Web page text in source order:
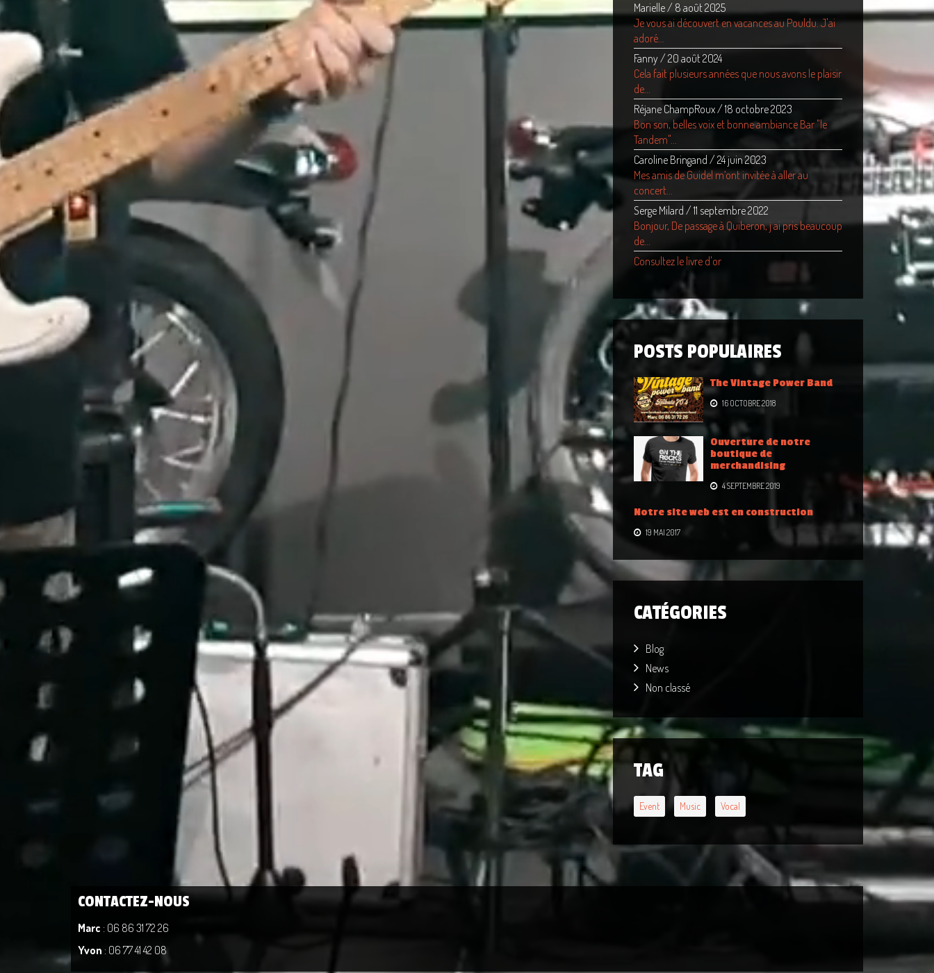
Marielle/ 8 août 2025
Je vous ai découvert en vacances au Pouldu. J'ai
adoré...
Fanny/ 20 août 2024
Cela fait plusieurs années que nous avons le plaisir
de...
Réjane ChampRoux/18 octobre 2023
Bon son, belles voix et bonne ambiance Bar "le
Tandem"...
Caroline Bringand /24 juin 2023
Mes amis de Guidel m’ont invitée à aller au
concert...
Serge Milard / 11 septembre 2022
Bonjour, De passage à Quiberon, j ai pris beaucoup
de...
Consultez le livre d'or
POSTS POPULAIRES
The Vintage Power Band
16 OCTOBRE 2018
Ouverture de notre
boutique de
merchandising
4 SEPTEMBRE 2019
Notre site web est en construction
19 MAI 2017
CATÉGORIES
Blog
News
Non classé
TAG
Event Music Vocal
CONTACTEZ-NOUS
Marc : 06 86 31 72 26
Yvon : 06 77 41 42 08